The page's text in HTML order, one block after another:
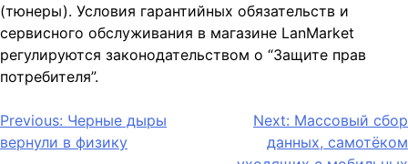
(тюнеры). Условия гарантийных обязательств и
сервисного обслуживания в магазине LanMarket
регулируются законодательством о “Защите прав
потребителя”.
Навігація
записів
Previous: Черные дыры
вернули в физику
Next: Массовый сбор
данных, самотёком